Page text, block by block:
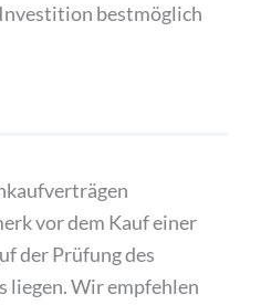
bestmöglich
vor dem Kauf einer
der Prüfung des
liegen. Wir empfehlen